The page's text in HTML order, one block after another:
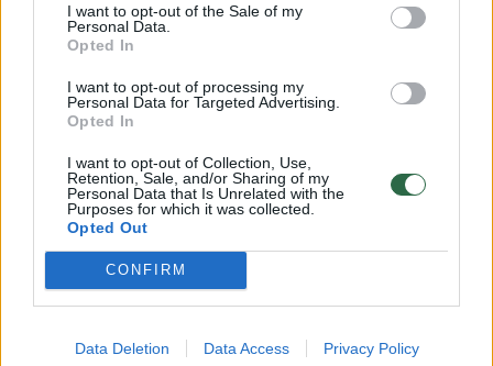
I want to opt-out of the Sale of my
Personal Data.
Opted In
I want to opt-out of processing my
Personal Data for Targeted Advertising.
Opted In
I want to opt-out of Collection, Use,
Retention, Sale, and/or Sharing of my
Personal Data that Is Unrelated with the
Purposes for which it was collected.
Opted Out
CONFIRM
Data Deletion Data Access Privacy Policy
Komentuoti po šiuo straipsniu
Komentuoti gali tik Lrytas registruoti vartotojai.
Prisijunkite prie registruotų vartotojų
bendruomenės ir bendraukite komentaruose!